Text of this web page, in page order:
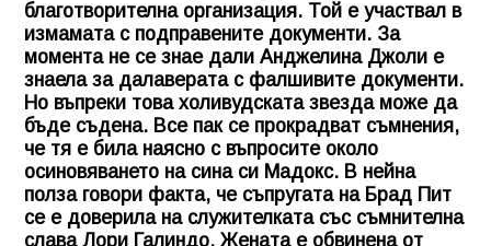
благотворителна организация. Той е участвал в
измамата с подправените документи. За
момента не се знае дали Анджелина Джоли е
знаела за далаверата с фалшивите документи.
Но въпреки това холивудската звезда може да
бъде съдена. Все пак се прокрадват съмнения,
че тя е била наясно с въпросите около
осиновяването на сина си Мадокс. В нейна
полза говори факта, че съпругата на Брад Пит
се е доверила на служителката със съмнителна
слава Лори Галиндо. Жената е обвинена от